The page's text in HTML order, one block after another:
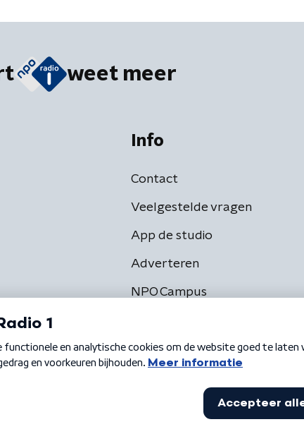
weet meer
Info
Contact
Veelgestelde vragen
App de studio
Adverteren
NPO Campus
Privacybeleid